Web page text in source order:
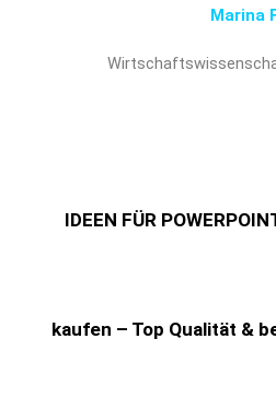
Marina
IDEEN FÜR
kaufen – Top Qualität &